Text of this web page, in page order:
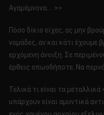
Αγαμέμνονα…. >>
Πόσο δίκιο είχες, ας μην
νομάδες, αν και κάτι έχουμε
ερχόμενη άνοιξη. Σε
έρθεις οπωσδήποτε. Να
Τελικά τι είναι τα
υπάρχουν είναι αμυντικά